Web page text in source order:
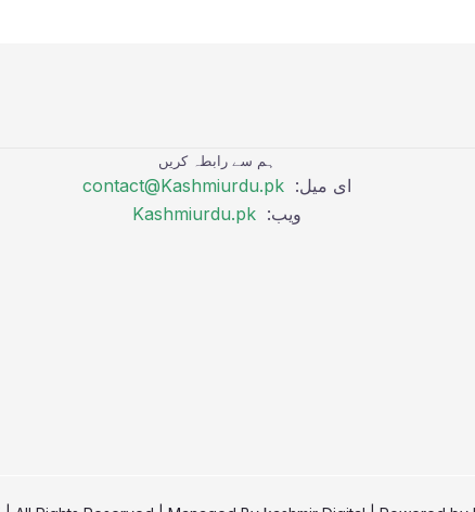
ہم سے رابطہ کریں
ای میل: contact@Kashmiurdu.pk
ویب: Kashmiurdu.pk